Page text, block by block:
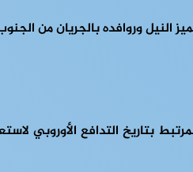
بتاريخ التدافع الأوروبي